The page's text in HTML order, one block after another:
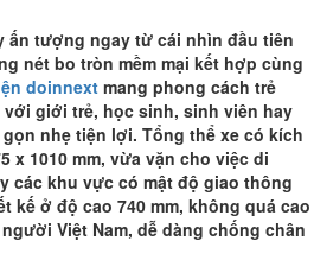
ấn tượng ngay từ cái nhìn đầu tiên
nét bo tròn mềm mại kết hợp cùng
doinnext mang phong cách trẻ
giới trẻ, học sinh, sinh viên hay
nhẹ tiện lợi. Tổng thể xe có kích
x 1010 mm, vừa vặn cho việc di
các khu vực có mật độ giao thông
kế ở độ cao 740 mm, không quá cao
Việt Nam, dễ dàng chống chân